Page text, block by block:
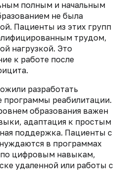
полным и начальным
не была
Пациенты из этих групп
трудом,
нагрузкой. Это
к работе после
разработать
программы реабилитации.
образования важен
адаптация к простым
поддержка. Пациенты с
в программах
по цифровым навыкам,
удаленной или работы с